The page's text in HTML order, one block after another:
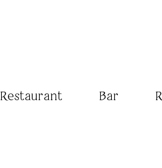
Restaurant Bar